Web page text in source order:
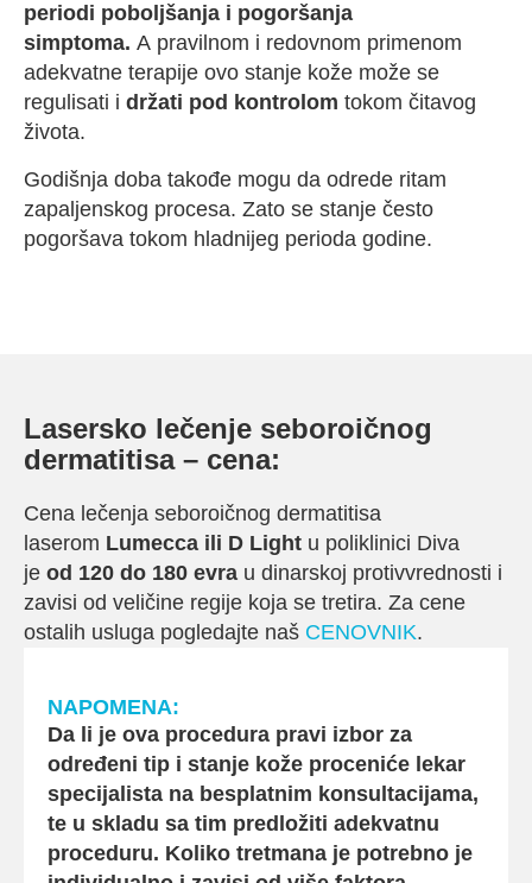
periodi poboljšanja i pogoršanja
simptoma. A pravilnom i redovnom primenom
adekvatne terapije ovo stanje kože može se
regulisati i držati pod kontrolom tokom čitavog
života.
Godišnja doba takođe mogu da odrede ritam
zapaljenskog procesa. Zato se stanje često
pogoršava tokom hladnijeg perioda godine.
Lasersko lečenje seboroičnog
dermatitisa – cena:
Cena lečenja seboroičnog dermatitisa
laserom Lumecca ili D Light u poliklinici Diva
je od 120 do 180 evra u dinarskoj protivvrednosti i
zavisi od veličine regije koja se tretira. Za cene
ostalih usluga pogledajte naš CENOVNIK.
NAPOMENA:
Da li je ova procedura pravi izbor za
određeni tip i stanje kože proceniće lekar
specijalista na besplatnim konsultacijama,
te u skladu sa tim predložiti adekvatnu
proceduru. Koliko tretmana je potrebno je